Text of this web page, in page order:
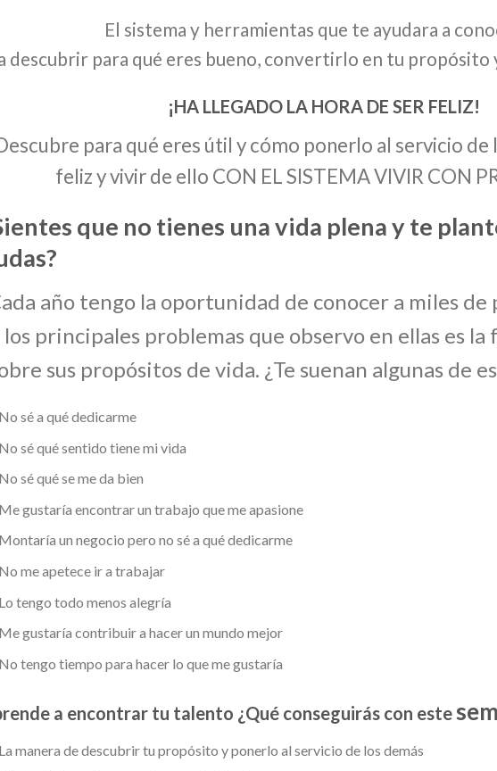
El sistema y herramientas que te ayudara a
descubrir para qué eres bueno, convertirlo en tu propósito
¡HA LLEGADO LA HORA DE SER FELIZ!
para qué eres útil y cómo ponerlo al servicio de
feliz y vivir de ello CON EL SISTEMA VIVIR CON
que no tienes una vida plena y te
año tengo la oportunidad de conocer a miles de
los principales problemas que observo en ellas es
sus propósitos de vida. ¿Te suenan algunas de
sé a qué dedicarme
sé qué sentido tiene mi vida
sé qué se me da bien
gustaría encontrar un trabajo que me apasione
un negocio pero no sé a qué dedicarme
me apetece ir a trabajar
tengo todo menos alegría
gustaría contribuir a hacer un mundo mejor
tengo tiempo para hacer lo que me gustaría
a encontrar tu talento ¿Qué conseguirás con este
manera de descubrir tu propósito y ponerlo al servicio de los demás